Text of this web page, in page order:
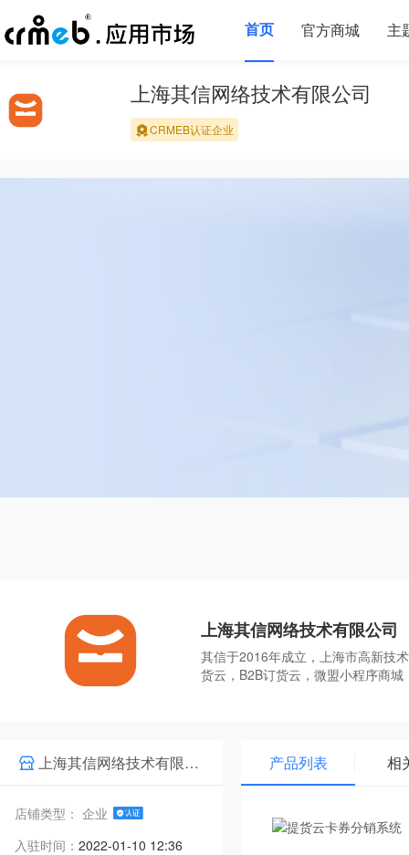
首页 官方商城 主
上海其信网络技术有限公司
CRMEB认证企业
上海其信网络技术有限公司
其信于2016年成立，上海市高新技
货云，B2B订货云，微盟小程序商
上海其信网络技术有限公司
店铺类型： 企业
入驻时间： 2022-01-10 12:36
产品列表 相